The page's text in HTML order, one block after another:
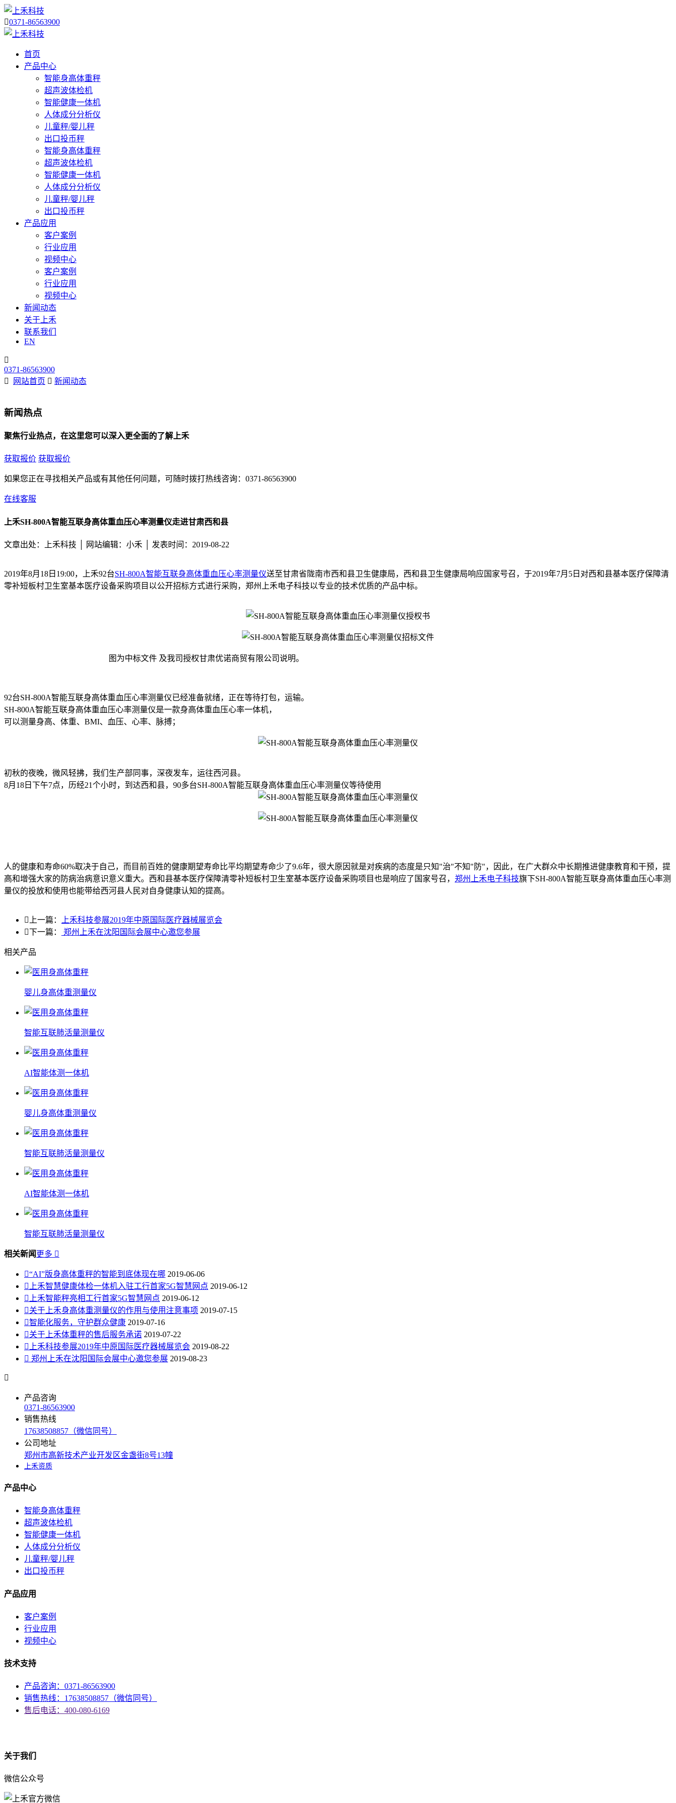
0371-86563900
首页
产品中心
智能身高体重秤
超声波体检机
智能健康一体机
人体成分分析仪
儿童秤/婴儿秤
出口投币秤
智能身高体重秤
超声波体检机
智能健康一体机
人体成分分析仪
儿童秤/婴儿秤
出口投币秤
产品应用
客户案例
行业应用
视频中心
客户案例
行业应用
视频中心
新闻动态
关于上禾
联系我们
EN

0371-86563900

网站首页  新闻动态
新闻热点
聚焦行业热点，在这里您可以深入更全面的了解上禾
获取报价 获取报价
如果您正在寻找相关产品或有其他任何问题，可随时拨打热线咨询： 0371-86563900
在线客服
上禾SH-800A智能互联身高体重血压心率测量仪走进甘肃西和县
文章出处：上禾科技 │ 网站编辑：小禾 │ 发表时间：2019-08-22
2019年8月18日19:00，上禾92台SH-800A智能互联身高体重血压心率测量仪送至甘肃省陇南市西和县卫生健康局，西和县卫生健康局响应国家号召，于2019年7月5日对西和县基本医疗保障清
零补短板村卫生室基本医疗设备采购项目以公开招标方式进行采购，郑州上禾电子科技以专业的技术优质的产品中标。
图为中标文件 及我司授权甘肃优诺商贸有限公司说明。
92台SH-800A智能互联身高体重血压心率测量仪已经准备就绪，正在等待打包，运输。
SH-800A智能互联身高体重血压心率测量仪是一款身高体重血压心率一体机，
可以测量身高、体重、BMI、血压、心率、脉搏；
初秋的夜晚，微风轻拂，我们生产部同事，深夜发车，运往西河县。
8月18日下午7点，历经21个小时，到达西和县，90多台SH-800A智能互联身高体重血压心率测量仪等待使用
人的健康和寿命60%取决于自己，而目前百姓的健康期望寿命比平均期望寿命少了9.6年，很大原因就是对疾病的态度是只知"治"不知"防"，因此，在广大群众中长期推进健康教育和干预，提
高和增强大家的防病治病意识意义重大。西和县基本医疗保障清零补短板村卫生室基本医疗设备采购项目也是响应了国家号召， 郑州上禾电子科技旗下SH-800A智能互联身高体重血压心率测
量仪的投放和使用也能带给西河县人民对自身健康认知的提高。
 上一篇：
上禾科技参展2019年中原国际医疗器械展览会
下一篇： 郑州上禾在沈阳国际会展中心邀您参展
相关产品
婴儿身高体重测量仪
智能互联肺活量测量仪
AI智能体测一体机
婴儿身高体重测量仪
智能互联肺活量测量仪
AI智能体测一体机
智能互联肺活量测量仪
相关新闻 更多 
“AI”版身高体重秤的智能到底体现在哪 2019-06-06
 上禾智慧健康体检一体机入驻工行首家5G智慧网点 2019-06-12
 上禾智能秤亮相工行首家5G智慧网点 2019-06-12
关于上禾身高体重测量仪的作用与使用注意事项 2019-07-15
智能化服务，守护群众健康 2019-07-16
关于上禾体重秤的售后服务承诺 2019-07-22
 上禾科技参展2019年中原国际医疗器械展览会 2019-08-22
 郑州上禾在沈阳国际会展中心邀您参展 2019-08-23

产品咨询
0371-86563900
销售热线
17638508857（微信同号）
公司地址
郑州市高新技术产业开发区金盏街8号13幢
上禾资质
产品中心
智能身高体重秤
超声波体检机
智能健康一体机
人体成分分析仪
儿童秤/婴儿秤
出口投币秤
产品应用
客户案例
行业应用
视频中心
技术支持
产品咨询：0371-86563900
销售热线：17638508857（微信同号）
售后电话：400-080-6169
关于我们
微信公众号